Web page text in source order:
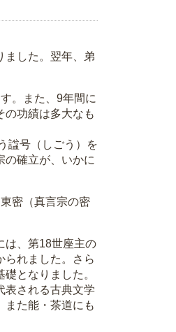
ました。翌年、弟
。また、9年間に
の功績は多大なも
諡号（しごう）を
の確立が、いかに
密（真言宗の密
は、第18世座主の
られました。さら
となりました。
表される古典文学
また能・茶道にも